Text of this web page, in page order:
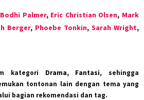
Bodhi Palmer, Eric Christian Olsen, Mark
Berger, Phoebe Tonkin, Sarah Wright,
kategori Drama, Fantasi, sehingga
tontonan lain dengan tema yang
bagian rekomendasi dan tag.